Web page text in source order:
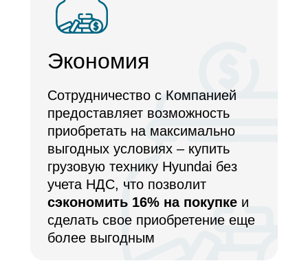
Экономия
Сотрудничество с Компанией
предоставляет возможность
приобретать на максимально
выгодных условиях – купить
грузовую технику Hyundai без
учета НДС, что позволит
сэкономить 16% на покупке и
сделать свое приобретение еще
более выгодным